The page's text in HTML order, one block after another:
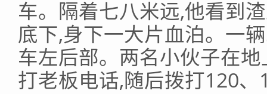
车。隔着七八米远,他看到
底下,身下一大片血泊。一
车左后部。两名小伙子在
打老板电话,随后拨打120、